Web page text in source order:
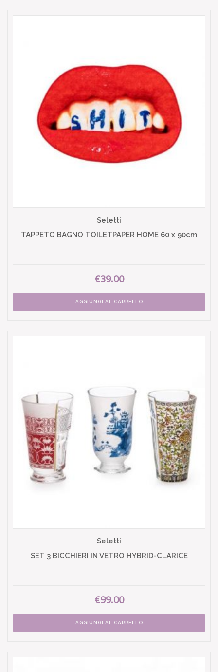
Seletti
TAPPETO BAGNO TOILETPAPER HOME 60 x 90cm
€39.00
AGGIUNGI AL CARRELLO
Seletti
SET 3 BICCHIERI IN VETRO HYBRID-CLARICE
€99.00
AGGIUNGI AL CARRELLO